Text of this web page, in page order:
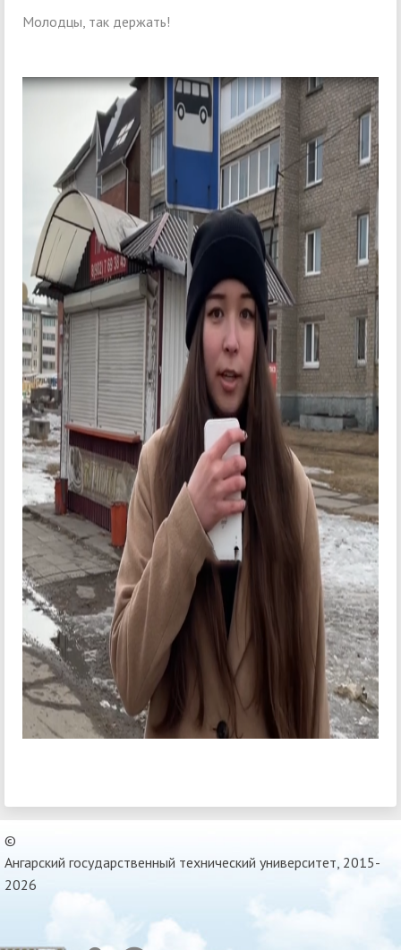
Молодцы, так держать!
©
Ангарский государственный технический университет, 2015-
2026